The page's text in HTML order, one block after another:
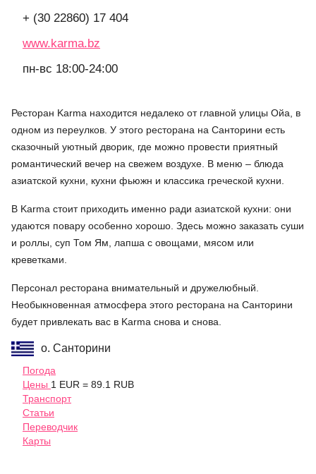
+ (30 22860) 17 404
www.karma.bz
пн-вс 18:00-24:00
Ресторан Karma находится недалеко от главной улицы Ойа, в
одном из переулков. У этого ресторана на Санторини есть
сказочный уютный дворик, где можно провести приятный
романтический вечер на свежем воздухе. В меню – блюда
азиатской кухни, кухни фьюжн и классика греческой кухни.
В Karma стоит приходить именно ради азиатской кухни: они
удаются повару особенно хорошо. Здесь можно заказать суши
и роллы, суп Том Ям, лапша с овощами, мясом или
креветками.
Персонал ресторана внимательный и дружелюбный.
Необыкновенная атмосфера этого ресторана на Санторини
будет привлекать вас в Karma снова и снова.
о. Санторини
Погода
Цены 1 EUR = 89.1 RUB
Транспорт
Статьи
Переводчик
Карты